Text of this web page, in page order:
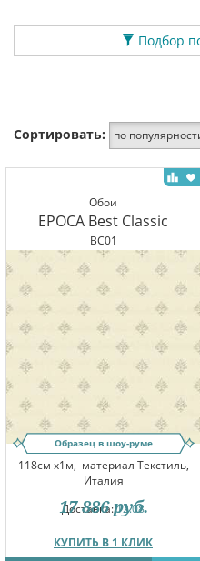
Подбор
Сортировать: по
Обои
EPOCA Best Classic
BC01
Образец в шоу-руме
118см x1м, материал Текстиль,
Италия
Доставка:12.08
КУПИТЬ В 1 КЛИК
17 886 руб.